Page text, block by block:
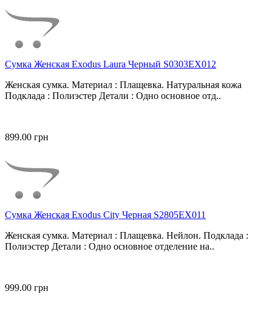
Сумка Женская Exodus Laura Черный S0303EX012
Женская сумка. Материал : Плащевка. Натуральная кожа
Подклада : Полиэстер Детали : Одно основное отд..
899.00 грн
Сумка Женская Exodus City Черная S2805EX011
Женская сумка. Материал : Плащевка. Нейлон. Подклада :
Полиэстер Детали : Одно основное отделение на..
999.00 грн